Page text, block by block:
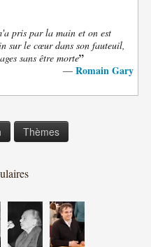
pris par la main et on est
sur le cœur dans son fauteuil,
sans être morte”
— Romain Gary
Thèmes